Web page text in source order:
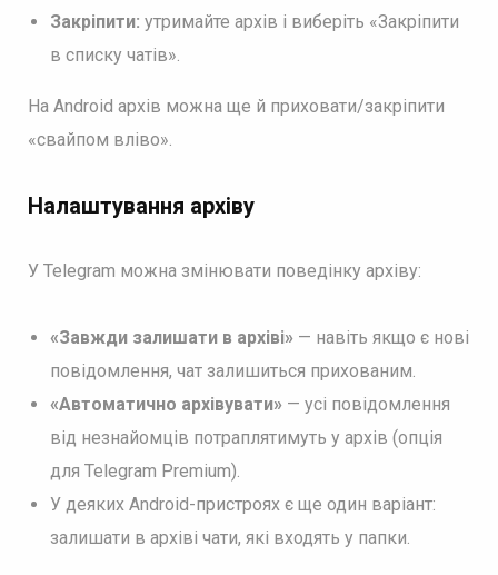
Закріпити: утримайте архів і виберіть «Закріпити
в списку чатів».
На Android архів можна ще й приховати/закріпити
«свайпом вліво».
Налаштування архіву
У Telegram можна змінювати поведінку архіву:
«Завжди залишати в архіві»— навіть якщо є нові
повідомлення, чат залишиться прихованим.
«Автоматично архівувати»— усі повідомлення
від незнайомців потраплятимуть у архів (опція
для Telegram Premium).
У деяких Android-пристроях є ще один варіант:
залишати в архіві чати, які входять у папки.